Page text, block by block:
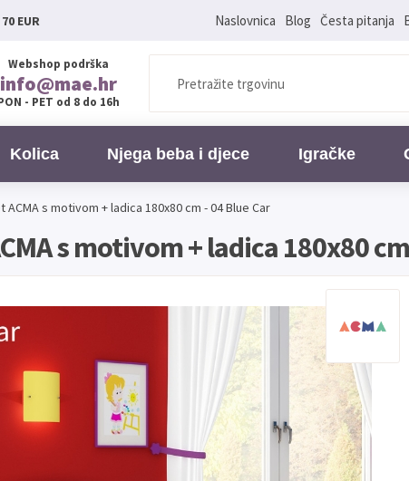
EUR Naslovnica Blog Česta pitanja
Webshop podrška
info@mae.hr
- PET od 8 do 16h
Kolica Njega beba i djece Igračke
ACMA s motivom + ladica 180x80 cm - 04 Blue Car
s motivom + ladica 180x80